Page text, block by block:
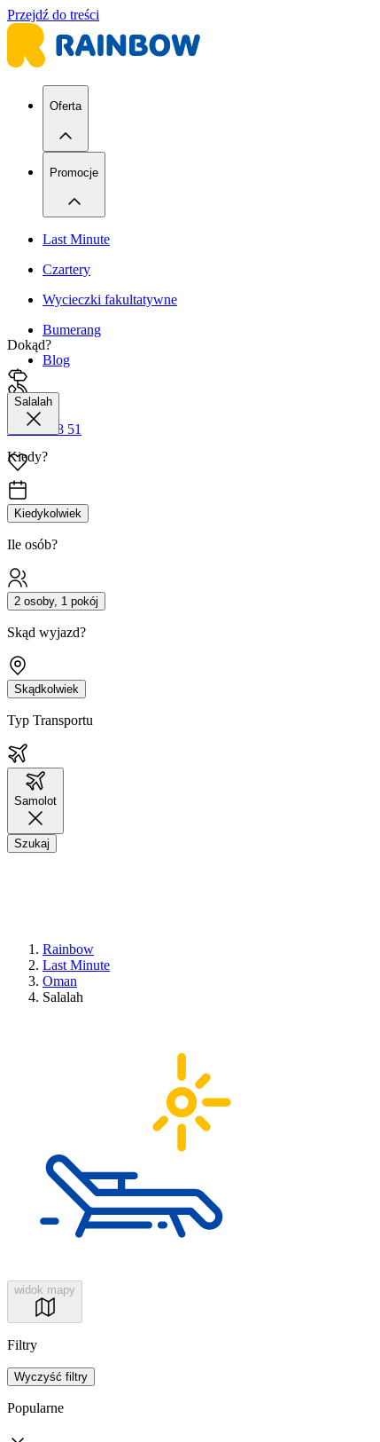
Przejdź do treści
Oferta
Promocje
Last Minute
Czartery
Wycieczki fakultatywne
Bumerang
Blog
42 680 38 51
Dokąd?
Salalah
Kiedy?
Kiedykolwiek
Ile osób?
2 osoby, 1 pokój
Skąd wyjazd?
Skądkolwiek
Typ Transportu
Samolot
Szukaj
Rainbow
Last Minute
Oman
Salalah
widok mapy
Filtry
Wyczyść filtry
Popularne